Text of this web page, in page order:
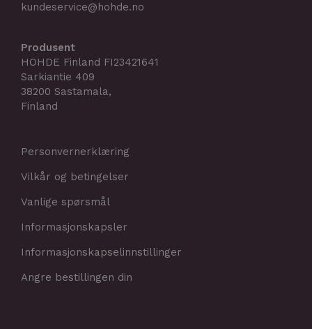
kundeservice@hohde.no
Produsent
HOHDE Finland FI23421641
Sarkiantie 409
38200 Sastamala,
Finland
Personvernerklæring
Vilkår og betingelser
Vanlige spørsmål
Informasjonskapsler
Informasjonskapselinnstillinger
Angre bestillingen din